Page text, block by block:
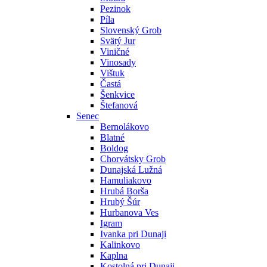
Pezinok
Píla
Slovenský Grob
Svätý Jur
Viničné
Vinosady
Vištuk
Častá
Šenkvice
Štefanová
Senec
Bernolákovo
Blatné
Boldog
Chorvátsky Grob
Dunajská Lužná
Hamuliakovo
Hrubá Borša
Hrubý Šúr
Hurbanova Ves
Igram
Ivanka pri Dunaji
Kalinkovo
Kaplna